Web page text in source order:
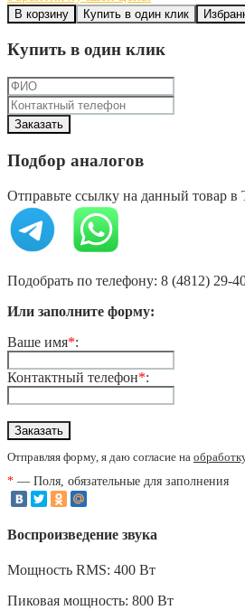
В корзину Купить в один клик
Купить в один клик
Подбор аналогов
Отправьте ссылку на данный товар в
Подобрать по телефону: 8 (4812) 29-
Или заполните форму:
Ваше имя*:
Контактный телефон*:
Отправляя форму, я даю согласие на
* — Поля, обязательные для заполнения
Воспроизведение звука
Мощность RMS: 400 Вт
Пиковая мощность: 800 Вт